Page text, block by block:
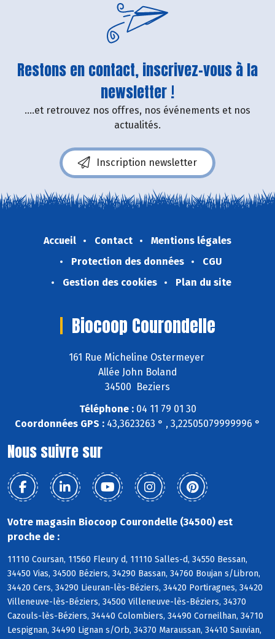
Restons en contact, inscrivez-vous à la
newsletter !
....et retrouvez nos offres, nos événements et nos
actualités.
Inscription newsletter
Accueil Contact
Mentions légales
Protection des données
CGU
Gestion des cookies
Plan du site
Biocoop Courondelle
161 Rue Micheline Ostermeyer
Allée John Boland
34500 Beziers
Téléphone :04 11 79 01 30
Coordonnées GPS : 43,3623263 ° , 3,22505079999996 °
Nous suivre sur
Votre magasin Biocoop Courondelle (34500) est
proche de :
11110 Coursan, 11560 Fleury d, 11110 Salles-d, 34550 Bessan,
34450 Vias, 34500 Béziers, 34290 Bassan, 34760 Boujan s/Libron,
34420 Cers, 34290 Lieuran-lès-Béziers, 34420 Portiragnes, 34420
Villeneuve-lès-Béziers, 34500 Villeneuve-lès-Béziers, 34370
Cazouls-lès-Béziers, 34440 Colombiers, 34490 Corneilhan, 34710
Lespignan, 34490 Lignan s/Orb, 34370 Maraussan, 34410 Sauvian,